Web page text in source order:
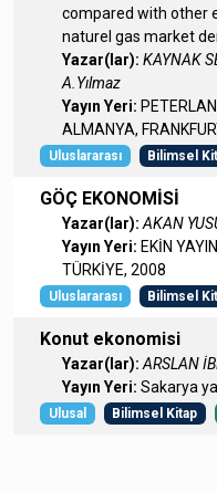
compared with other
naturel gas market
Yazar(lar): KAYNAK
A.Yılmaz
Yayın Yeri:
ALMANYA,
Uluslararası Bilimsel
GÖÇ EKONOMİSİ
Yazar(lar): AKAN
Yayın Yeri: EKİN
TÜRKİYE, 2008
Uluslararası Bilimsel
Konut ekonomisi
Yazar(lar): ARSLAN
Yayın Yeri: Sakarya
Ulusal Bilimsel Kitap